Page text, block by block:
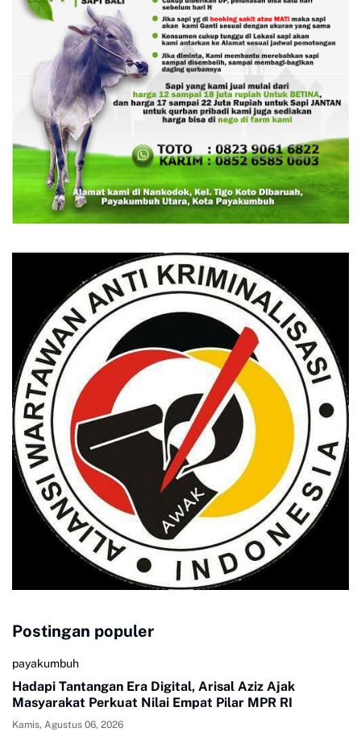
Postingan populer
payakumbuh
Hadapi Tantangan Era Digital, Arisal Aziz Ajak
Masyarakat Perkuat Nilai Empat Pilar MPR RI
Kamis, Agustus 06, 2026